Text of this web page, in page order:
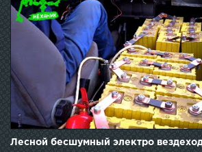
Лесной бесшумный электро